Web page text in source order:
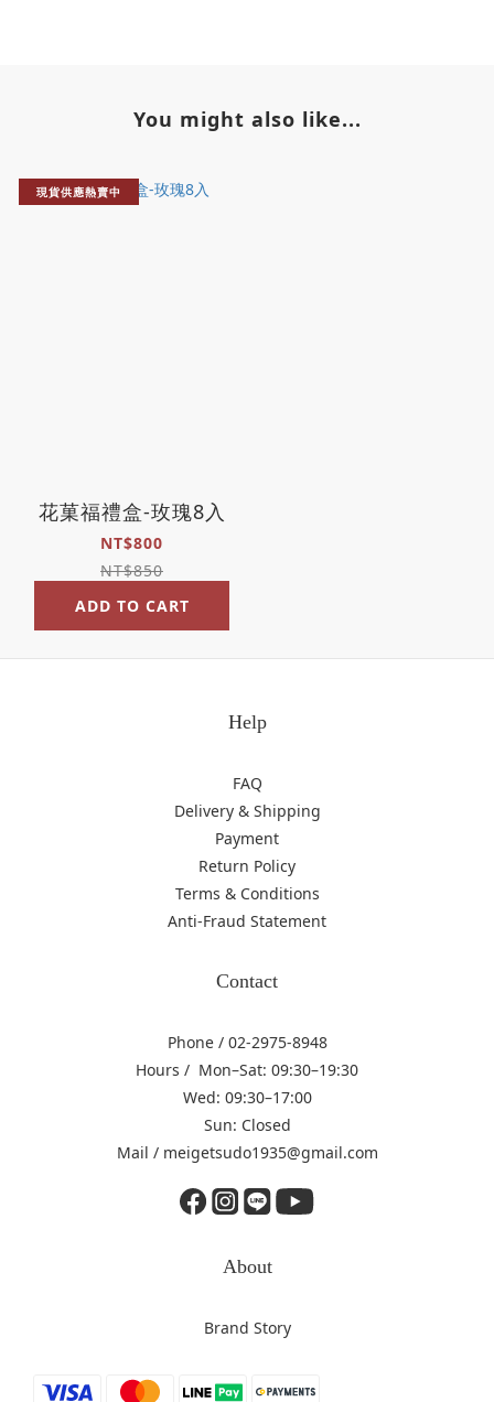
You might also like...
現貨供應熱賣中
花菓福禮盒-玫瑰8入
NT$800
NT$850
ADD TO CART
Help
FAQ
Delivery & Shipping
Payment
Return Policy
Terms & Conditions
Anti-Fraud Statement
Contact
Phone / 02-2975-8948
Hours / Mon–Sat: 09:30–19:30
Wed: 09:30–17:00
Sun: Closed
Mail / meigetsudo1935@gmail.com
About
Brand Story